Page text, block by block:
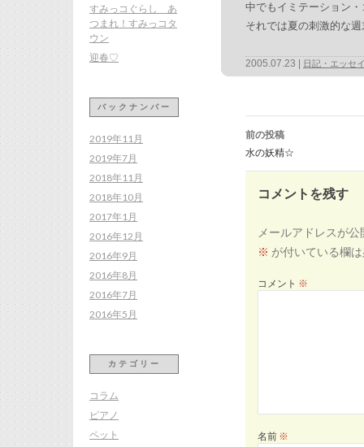
中でもイミテーション
それでは夏の刺激的な
2005.07.23 日記・エッセ
投
稿
ナ
ビ
ゲ
シ
前の投稿
水の妖精☆
コメントを残す
メールアドレスが
※ が付いている欄
コメント ※
名前 ※
すみっコぐらし あ
つまれ！すみっコタ
ウン
迎春♡
バックナンバー
2019年11月
2019年7月
2018年11月
2018年10月
2017年1月
2016年12月
2016年9月
2016年8月
2016年7月
2016年5月
カテゴリー
コラム
ピアノ
ペット